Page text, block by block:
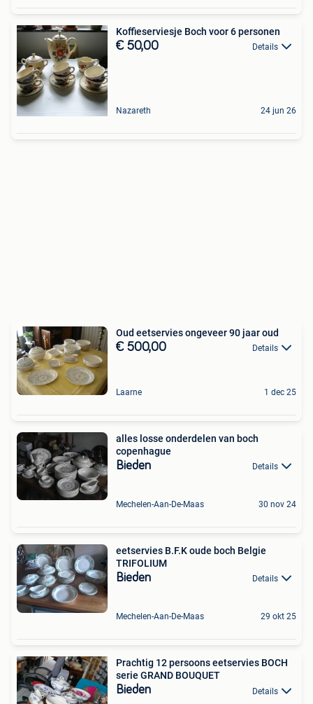
Koffieserviesje Boch voor 6 personen
€ 50,00 Details
Nazareth 24 jun 26
Oud eetservies ongeveer 90 jaar oud
€ 500,00 Details
Laarne 1 dec 25
alles losse onderdelen van boch
copenhague
Bieden Details
Mechelen-Aan-De-Maas 30 nov 24
eetservies B.F.K oude boch Belgie
TRIFOLIUM
Bieden Details
Mechelen-Aan-De-Maas 29 okt 25
Prachtig 12 persoons eetservies BOCH
serie GRAND BOUQUET
Bieden Details